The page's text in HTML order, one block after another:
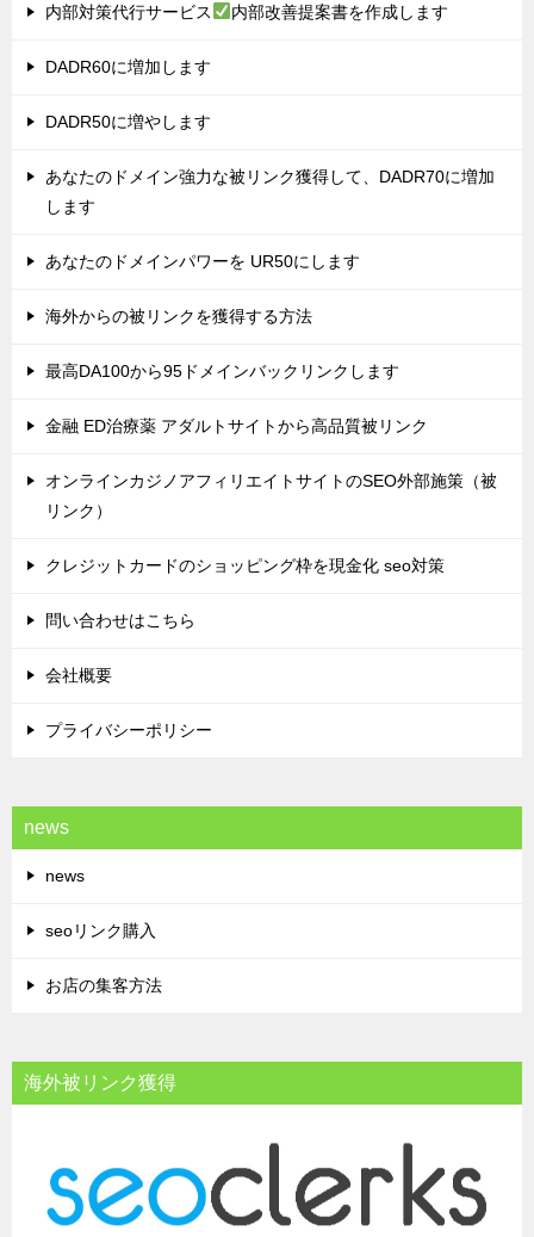
内部対策代行サービス 内部改善提案書を作成します
DADR60に増加します
DADR50に増やします
あなたのドメイン強力な被リンク獲得して、DADR70に増加
します
あなたのドメインパワーを UR50にします
海外からの被リンクを獲得する方法
最高DA100から95ドメインバックリンクします
金融 ED治療薬 アダルトサイトから高品質被リンク
オンラインカジノアフィリエイトサイトのSEO外部施策（被
リンク）
クレジットカードのショッピング枠を現金化 seo対策
問い合わせはこちら
会社概要
プライバシーポリシー
news
news
seoリンク購入
お店の集客方法
海外被リンク獲得